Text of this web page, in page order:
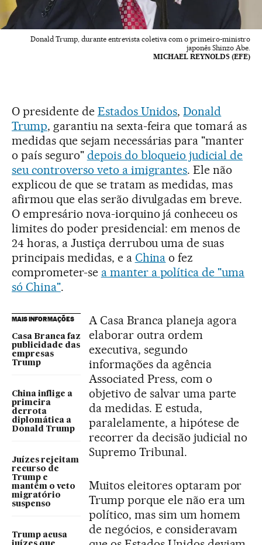
Donald Trump, durante entrevista coletiva com o primeiro-ministro
japonês Shinzo Abe.
MICHAEL REYNOLDS (EFE)
O presidente de Estados Unidos,Donald
Trump, garantiu na sexta-feira que tomará as
medidas que sejam necessárias para "manter
o país seguro" depois do bloqueio judicial de
seu controverso veto a imigrantes. Ele não
explicou de que se tratam as medidas, mas
afirmou que elas serão divulgadas em breve.
O empresário nova-iorquino já conheceu os
limites do poder presidencial: em menos de
24 horas, a Justiça derrubou uma de suas
principais medidas, e a China o fez
comprometer-se a manter a política de "uma
só China".
MAIS INFORMAÇÕES
Casa Branca faz
publicidade das
empresas
Trump
China inflige a
primeira
derrota
diplomática a
Donald Trump
Juízes rejeitam
recurso de
Trump e
mantêm o veto
migratório
suspenso
Trump acusa
A Casa Branca planeja agora
elaborar outra ordem
executiva, segundo
informações da agência
Associated Press, com o
objetivo de salvar uma parte
da medidas. E estuda,
paralelamente, a hipótese de
recorrer da decisão judicial no
Supremo Tribunal.
Muitos eleitores optaram por
Trump porque ele não era um
político, mas sim um homem
de negócios, e consideravam